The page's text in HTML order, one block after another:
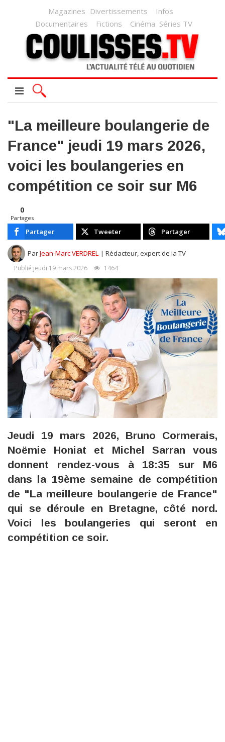
Magazines Divertissements
Infos
Documentaires
Fictions Cinéma Séries TV
"La meilleure boulangerie de
France" jeudi 19 mars 2026,
voici les boulangeries en
compétition ce soir sur M6
0
Partages
Partager Tweeter Partager
ParJean-Marc VERDREL | Rédacteur, expert de la TV
Publié jeudi 19 mars 2026 1464
Jeudi 19 mars 2026, Bruno Cormerais,
Noëmie Honiat et Michel Sarran vous
donnent rendez-vous à 18:35 sur M6
dans la 19ème semaine de compétition
de "La meilleure boulangerie de France"
qui se déroule en Bretagne, côté nord.
Voici les boulangeries qui seront en
compétition ce soir.